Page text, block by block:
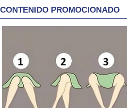
CONTENIDO PROMOCIONADO